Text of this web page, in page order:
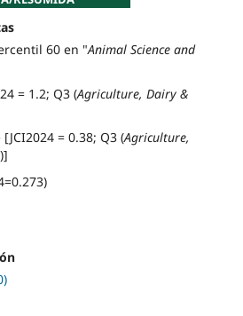
60 en "Animal Science and
= 1.2; Q3 (Agriculture, Dairy &
[JCI2024 = 0.38; Q3 (Agriculture,
)]